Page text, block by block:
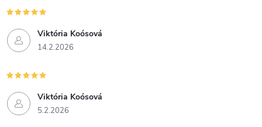
Viktória Koósová
14.2.2026
Viktória Koósová
5.2.2026